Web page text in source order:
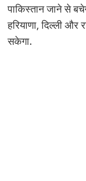
पाकिस्तान जाने से
हरियाणा, दिल्ली और
सकेगा.